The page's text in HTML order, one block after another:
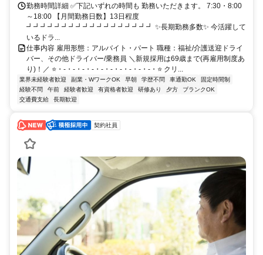
勤務時間詳細 ✅下記いずれの時間も 勤務いただきます。 7:30・8:00
～18:00 【月間勤務日数】13日程度
┛┛┛┛┛┛┛┛┛┛┛┛┛┛┛┛┛┛ ✨長期勤務多数✨ 今活躍して
いるドラ...
仕事内容 雇用形態：アルバイト・パート 職種：福祉/介護送迎ドライ
バー、その他ドライバー/乗務員 ＼新規採用は69歳まで(再雇用制度あ
り)！／ ⭐・-・-・-・-・-・-・-・-・-・-・⭐ クリ...
業界未経験者歓迎 副業・WワークOK 早朝 学歴不問 車通勤OK
固定時間制
経験不問
午前 経験者歓迎 有資格者歓迎 研修あり 夕方
ブランクOK
交通費支給
長期歓迎
契約社員